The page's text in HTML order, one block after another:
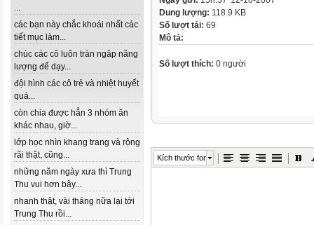
...
các bạn này chắc khoái nhất các
tiết mục làm...
chúc các cô luôn tràn ngập năng
lượng để dạy...
đội hình các cô trẻ và nhiệt huyết
quá...
còn chia được hẳn 3 nhóm ăn
khác nhau, giờ...
lớp học nhìn khang trang và rộng
rãi thật, cũng...
những năm ngày xưa thì Trung
Thu vui hơn bây...
nhanh thật, vài tháng nữa lại tới
Trung Thu rồi...
Dung lượng: 118.9 KB
Số lượt tải: 69
Mô tả:
Số lượt thích: 0 người
Kích thước font